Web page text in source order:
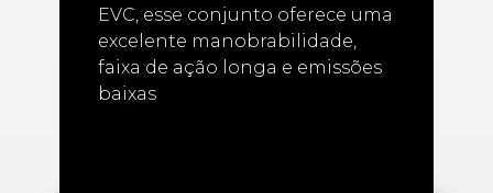
EVC, esse conjunto oferece uma
excelente manobrabilidade,
faixa de ação longa e emissões
baixas